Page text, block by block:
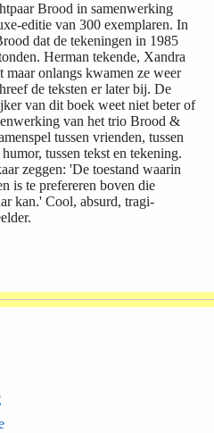
Brood in samenwerking
editie van 300 exemplaren. In
dat de tekeningen in 1985
Herman tekende, Xandra
onlangs kwamen ze weer
de teksten er later bij. De
van dit boek weet niet beter of
van het trio Brood &
tussen vrienden, tussen
tussen tekst en tekening.
zeggen: 'De toestand waarin
is te prefereren boven die
kan.' Cool, absurd, tragi-